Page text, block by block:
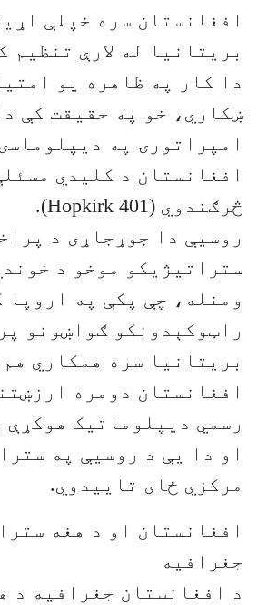
افغانستان سره خپلې
بریتانیا له لارې تنظیم
دا کار په ظاهره یو
ښکاري، خو په حقیقت کې
امپراتورۍ په
افغانستان د کلیدي
څرګندوي (Hopkirk 401).
روسیې دا جوړجاړی د
ستراتیژیکو موخو د
ومنله، چې پکې په اروپا
راټوکېدونکو ګواښونو
بریتانیا سره همکاري
افغانستان دومره
رسمي دیپلوماتیک هوکړې
او دا یې د روسیې په
مرکزي ځای تاییدوي.
افغانستان او د هغه
جغرافیه
د افغانستان جغرافیه د